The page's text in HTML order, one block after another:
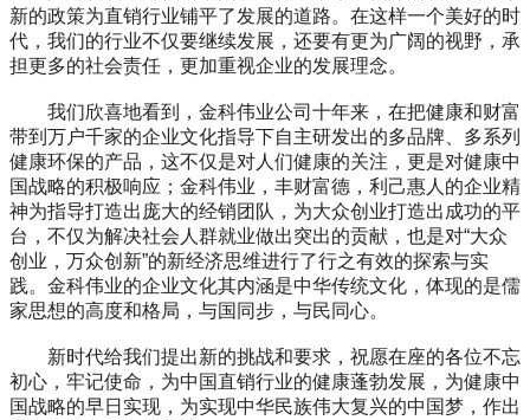
新的政策为直销行业铺平了发展的道路。在这样一个美好的时
代，我们的行业不仅要继续发展，还要有更为广阔的视野，承
担更多的社会责任，更加重视企业的发展理念。
我们欣喜地看到，金科伟业公司十年来，在把健康和财富
带到万户千家的企业文化指导下自主研发出的多品牌、多系列
健康环保的产品，这不仅是对人们健康的关注，更是对健康中
国战略的积极响应；金科伟业，丰财富德，利己惠人的企业精
神为指导打造出庞大的经销团队，为大众创业打造出成功的平
台，不仅为解决社会人群就业做出突出的贡献，也是对“大众
创业，万众创新”的新经济思维进行了行之有效的探索与实
践。金科伟业的企业文化其内涵是中华传统文化，体现的是儒
家思想的高度和格局，与国同步，与民同心。
新时代给我们提出新的挑战和要求，祝愿在座的各位不忘
初心，牢记使命，为中国直销行业的健康蓬勃发展，为健康中
国战略的早日实现，为实现中华民族伟大复兴的中国梦，作出